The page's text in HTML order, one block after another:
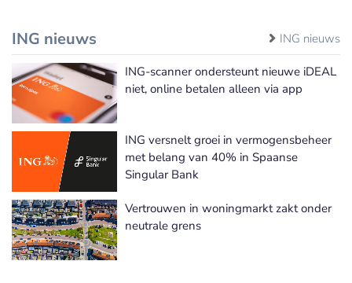
ING nieuws ING nieuws
ING-scanner ondersteunt nieuwe iDEAL
niet, online betalen alleen via app
ING versnelt groei in vermogensbeheer
met belang van 40% in Spaanse
Singular Bank
Vertrouwen in woningmarkt zakt onder
neutrale grens